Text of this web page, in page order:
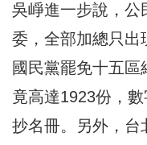
吳崢進一步說，公
委，全部加總只出
國民黨罷免十五
竟高達1923份，
抄名冊。另外，台